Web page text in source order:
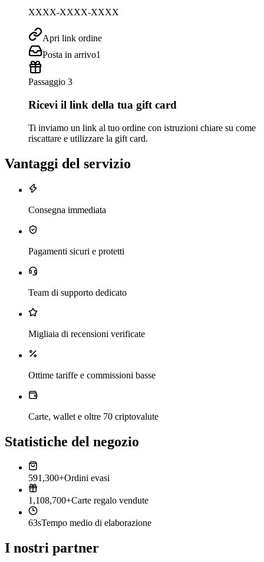
XXXX-XXXX-XXXX
Apri link ordine
Posta in arrivo1
Passaggio 3
Ricevi il link della tua gift card
Ti inviamo un link al tuo ordine con istruzioni chiare su come
riscattare e utilizzare la gift card.
Vantaggi del servizio
Consegna immediata
Pagamenti sicuri e protetti
Team di supporto dedicato
Migliaia di recensioni verificate
Ottime tariffe e commissioni basse
Carte, wallet e oltre 70 criptovalute
Statistiche del negozio
591,300+Ordini evasi
1,108,700+Carte regalo vendute
63sTempo medio di elaborazione
I nostri partner